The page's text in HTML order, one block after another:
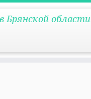
Брянской области